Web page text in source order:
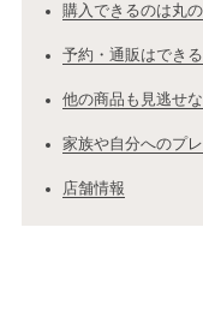
購入できるのは丸の
予約・通販はできる
他の商品も見逃せな
家族や自分へのプ
店舗情報